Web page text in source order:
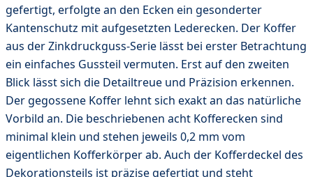
gefertigt, erfolgte an den Ecken ein gesonderter
Kantenschutz mit aufgesetzten Lederecken. Der Koffer
aus der Zinkdruckguss-Serie lässt bei erster Betrachtung
ein einfaches Gussteil vermuten. Erst auf den zweiten
Blick lässt sich die Detailtreue und Präzision erkennen.
Der gegossene Koffer lehnt sich exakt an das natürliche
Vorbild an. Die beschriebenen acht Kofferecken sind
minimal klein und stehen jeweils 0,2 mm vom
eigentlichen Kofferkörper ab. Auch der Kofferdeckel des
Dekorationsteils ist präzise gefertigt und steht